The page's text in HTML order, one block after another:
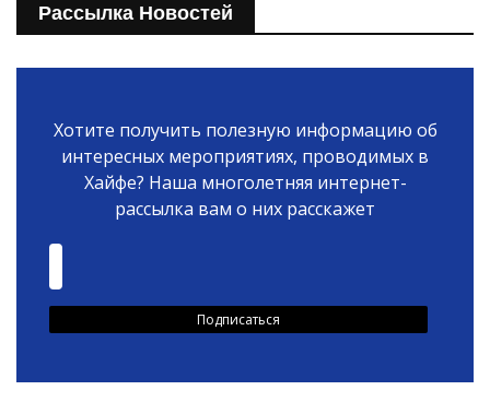
Рассылка Новостей
Хотите получить полезную информацию об
интересных мероприятиях, проводимых в
Хайфе? Наша многолетняя интернет-
рассылка вам о них расскажет